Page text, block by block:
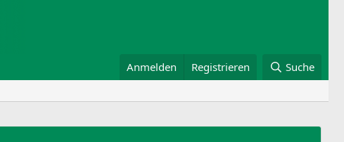
Anmelden Registrieren Suche